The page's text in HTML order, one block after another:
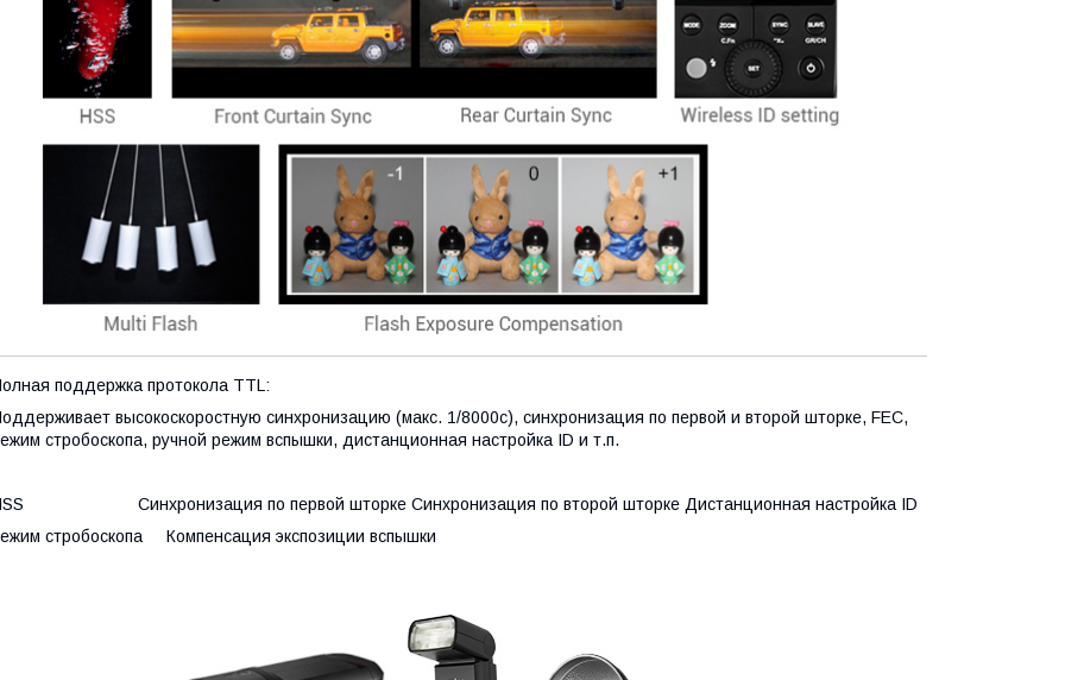
поддержка протокола TTL:
высокоскоростную синхронизацию (макс. 1/8000с), синхронизация по первой и второй шторке, FEC,
стробоскопа, ручной режим вспышки, дистанционная настройка ID и т.п.
Синхронизация по первой шторке Синхронизация по второй шторке Дистанционная настройка ID
стробоскопа Компенсация экспозиции вспышки